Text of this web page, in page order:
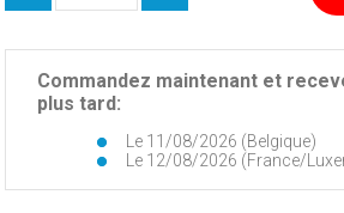
Commandez maintenant et
plus tard:
Le 11/08/2026 (Belgique)
Le 12/08/2026 (France/